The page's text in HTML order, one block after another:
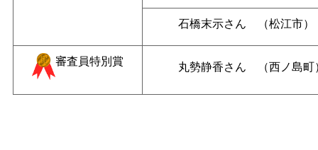
石橋末示さん （松江市）
審査員特別賞 丸勢静香さん （西ノ島